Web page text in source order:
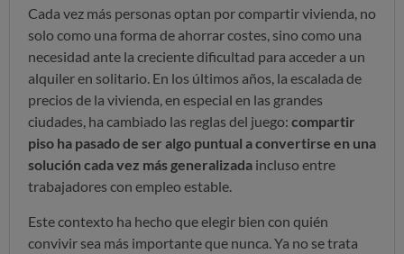
Cada vez más personas optan por compartir vivienda, no
solo como una forma de ahorrar costes, sino como una
necesidad ante la creciente dificultad para acceder a un
alquiler en solitario. En los últimos años, la escalada de
precios de la vivienda, en especial en las grandes
ciudades, ha cambiado las reglas del juego: compartir
piso ha pasado de ser algo puntual a convertirse en una
solución cada vez más generalizada incluso entre
trabajadores con empleo estable.
Este contexto ha hecho que elegir bien con quién
convivir sea más importante que nunca. Ya no se trata